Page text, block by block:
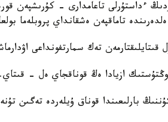
ءداستۇرلى تاعامدارى - كۇرىشپەن
تاماقپەن ەشقانداي پروبلەما
تەك سمارتفونداعى
ازيادا ەڭ قوناقجاي ەل - قىتاي.